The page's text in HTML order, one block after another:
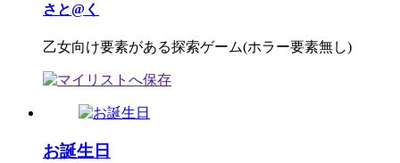
さと@く
乙女向け要素がある探索ゲーム(ホラー要素無し)
お誕生日